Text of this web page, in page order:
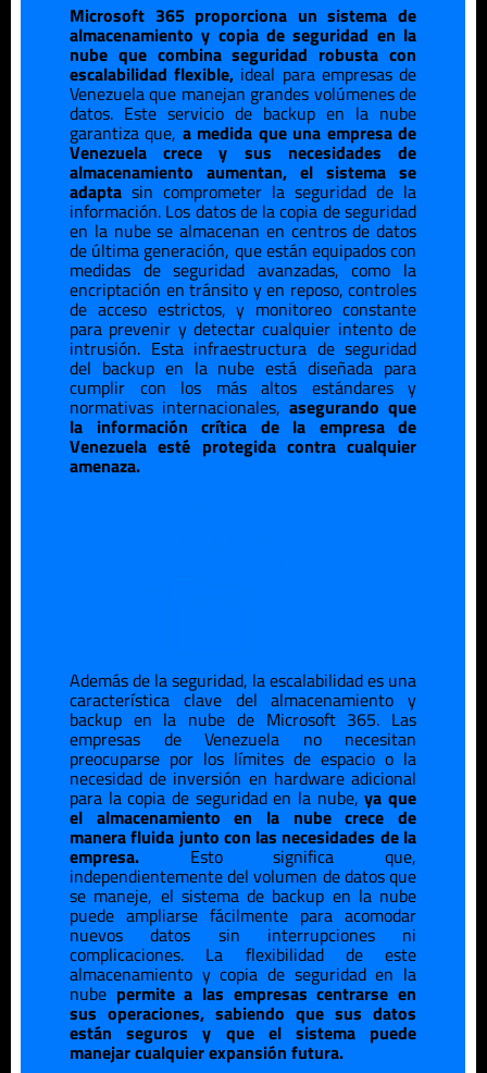
Microsoft 365 proporciona un sistema de
almacenamiento y copia de seguridad en la
nube que combina seguridad robusta con
escalabilidad flexible, ideal para empresas de
Venezuelaque manejan grandes volúmenes de
datos. Este servicio de backup en la nube
garantiza que, a medida que una empresa de
Venezuelacrece y sus necesidades de
almacenamiento aumentan, el sistema se
adapta sin comprometer la seguridad de la
información. Los datos de la copia de seguridad
en la nube se almacenan en centros de datos
de última generación, que están equipados con
medidas de seguridad avanzadas, como la
encriptación en tránsito y en reposo, controles
de acceso estrictos, y monitoreo constante
para prevenir y detectar cualquier intento de
intrusión. Esta infraestructura de seguridad
del backup en la nube está diseñada para
cumplir con los más altos estándares y
normativas internacionales, asegurando que
la información crítica de la empresa de
Venezuela esté protegida contra cualquier
amenaza.
Además de la seguridad, la escalabilidad es una
característica clave del almacenamiento y
backup en la nube de Microsoft 365. Las
empresas de Venezuela no necesitan
preocuparse por los límites de espacio o la
necesidad de inversión en hardware adicional
para la copia de seguridad en la nube,ya que
el almacenamiento en la nube crece de
manera fluida junto con las necesidades de la
empresa. Esto significa que,
independientemente del volumen de datos que
se maneje, el sistema de backup en la nube
puede ampliarse fácilmente para acomodar
nuevos datos sin interrupciones ni
complicaciones. La flexibilidad de este
almacenamiento y copia de seguridad en la
nube permite a las empresas centrarse en
sus operaciones, sabiendo que sus datos
están seguros y que el sistema puede
manejar cualquier expansión futura.